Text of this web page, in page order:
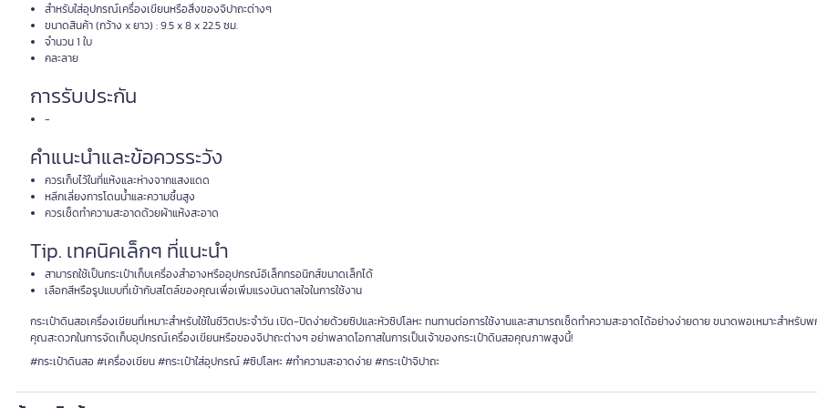
สำหรับใส่อุปกรณ์เครื่องเขียนหรือสิ่งของจิปาถะต่างๆ
ขนาดสินค้า (กว้าง x ยาว) : 9.5 x 8 x 22.5 ซม.
จำนวน 1 ใบ
คละลาย
การรับประกัน
-
คำแนะนำและข้อควรระวัง
ควรเก็บไว้ในที่แห้งและห่างจากแสงแดด
หลีกเลี่ยงการโดนน้ำและความชื้นสูง
ควรเช็ดทำความสะอาดด้วยผ้าแห้งสะอาด
Tip. เทคนิคเล็กๆ ที่แนะนำ
สามารถใช้เป็นกระเป๋าเก็บเครื่องสำอางหรืออุปกรณ์อิเล็กทรอนิกส์ขนาดเล็กได้
เลือกสีหรือรูปแบบที่เข้ากับสไตล์ของคุณเพื่อเพิ่มแรงบันดาลใจในการใช้งาน
กระเป๋าดินสอเครื่องเขียนที่เหมาะสำหรับใช้ในชีวิตประจำวัน เปิด-ปิดง่ายด้วยซิปและหัวซิปโลหะ ทนทานต่อการใช้งานและสามารถเช็ดทำความสะอาดได้อย่างง่ายดาย ขนาดพอเหมาะสำหรับพ
คุณสะดวกในการจัดเก็บอุปกรณ์เครื่องเขียนหรือของจิปาถะต่างๆ อย่าพลาดโอกาสในการเป็นเจ้าของกระเป๋าดินสอคุณภาพสูงนี้!
#กระเป๋าดินสอ #เครื่องเขียน #กระเป๋าใส่อุปกรณ์ #ซิปโลหะ #ทำความสะอาดง่าย #กระเป๋าจิปาถะ